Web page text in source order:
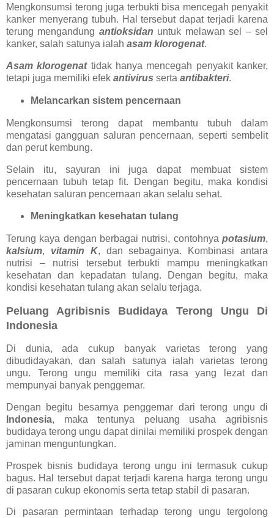
Mengkonsumsi terong juga terbukti bisa mencegah penyakit
kanker menyerang tubuh. Hal tersebut dapat terjadi karena
terung mengandung antioksidan untuk melawan sel – sel
kanker, salah satunya ialah asam klorogenat.
Asam klorogenattidak hanya mencegah penyakit kanker,
tetapi juga memiliki efek antivirus serta antibakteri.
Melancarkan sistem pencernaan
Mengkonsumsi terong dapat membantu tubuh dalam
mengatasi gangguan saluran pencernaan, seperti sembelit
dan perut kembung.
Selain itu, sayuran ini juga dapat membuat sistem
pencernaan tubuh tetap fit. Dengan begitu, maka kondisi
kesehatan saluran pencernaan akan selalu sehat.
Meningkatkan kesehatan tulang
Terung kaya dengan berbagai nutrisi, contohnya potasium,
kalsium, vitamin K, dan sebagainya. Kombinasi antara
nutrisi – nutrisi tersebut terbukti mampu meningkatkan
kesehatan dan kepadatan tulang. Dengan begitu, maka
kondisi kesehatan tulang akan selalu terjaga.
Peluang Agribisnis Budidaya Terong Ungu Di
Indonesia
Di dunia, ada cukup banyak varietas terong yang
dibudidayakan, dan salah satunya ialah varietas terong
ungu. Terong ungu memiliki cita rasa yang lezat dan
mempunyai banyak penggemar.
Dengan begitu besarnya penggemar dari terong ungu di
Indonesia, maka tentunya peluang usaha agribisnis
budidaya terong ungu dapat dinilai memiliki prospek dengan
jaminan menguntungkan.
Prospek bisnis budidaya terong ungu ini termasuk cukup
bagus. Hal tersebut dapat terjadi karena harga terong ungu
di pasaran cukup ekonomis serta tetap stabil di pasaran.
Di pasaran permintaan terhadap terong ungu tergolong